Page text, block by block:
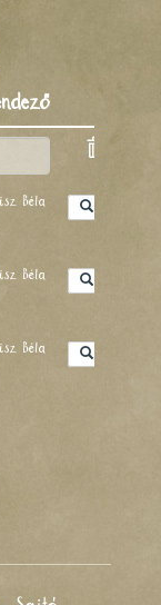
Béla
Béla
Béla